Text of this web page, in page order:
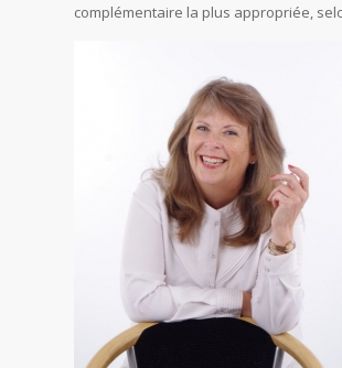
complémentaire la plus appropriée,